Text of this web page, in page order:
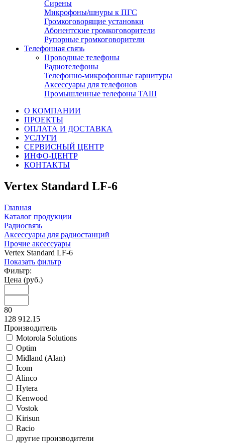
Сирены
Микрофоны/шнуры к ПГС
Громкоговорящие установки
Абонентские громкоговорители
Рупорные громкоговорители
Телефонная связь
Проводные телефоны
Радиотелефоны
Телефонно-микрофонные гарнитуры
Аксессуары для телефонов
Промышленные телефоны ТАШ
О КОМПАНИИ
ПРОЕКТЫ
ОПЛАТА И ДОСТАВКА
УСЛУГИ
СЕРВИСНЫЙ ЦЕНТР
ИНФО-ЦЕНТР
КОНТАКТЫ
Vertex Standard LF-6
Главная
Каталог продукции
Радиосвязь
Аксессуары для радиостанций
Прочие аксессуары
Vertex Standard LF-6
Показать фильтр
Фильтр:
Цена (руб.)
80
128 912.15
Производитель
Motorola Solutions
Optim
Midland (Alan)
Icom
Alinco
Hytera
Kenwood
Vostok
Kirisun
Racio
другие производители